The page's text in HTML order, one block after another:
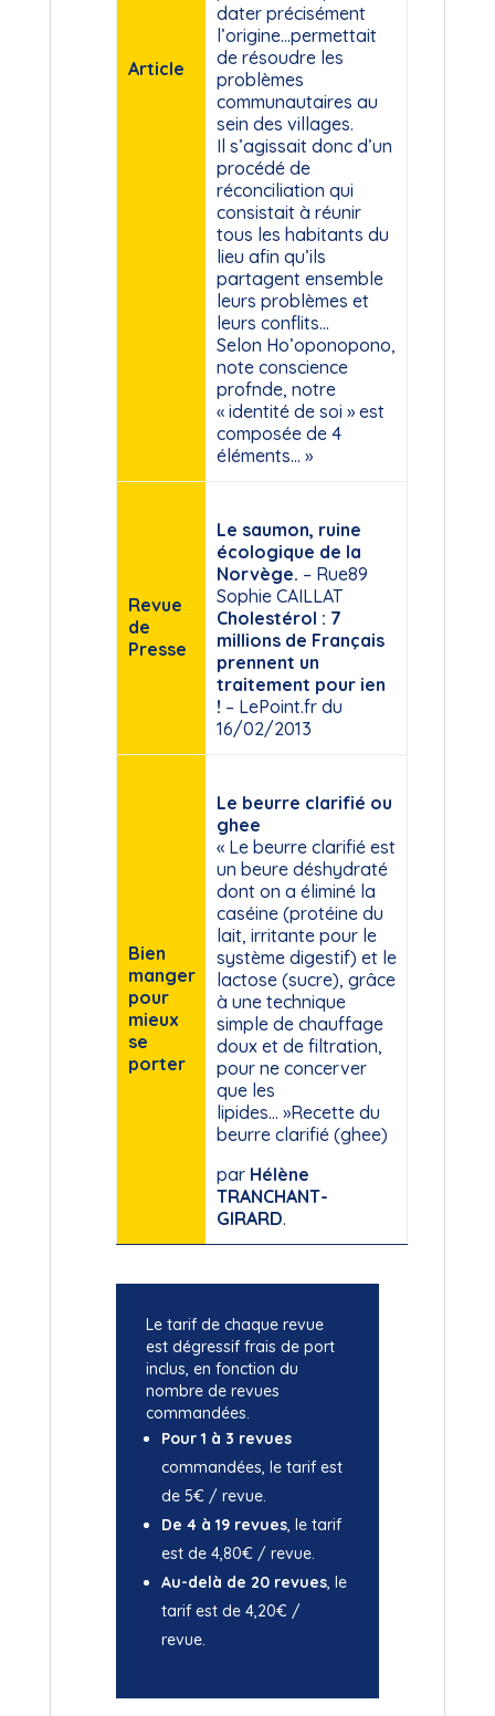
Article
dater précisément
l’origine…permettait
de résoudre les
problèmes
communautaires au
sein des villages.
Il s’agissait donc d’un
procédé de
réconciliation qui
consistait à réunir
tous les habitants du
lieu afin qu’ils
partagent ensemble
leurs problèmes et
leurs conflits…
Selon Ho’oponopono,
note conscience
profnde, notre
« identité de soi » est
composée de 4
éléments… »
Revue
de
Presse
Le saumon, ruine
écologique de la
Norvège. – Rue89
Sophie CAILLAT
Cholestérol : 7
millions de Français
prennent un
traitement pour ien
! – LePoint.fr du
16/02/2013
Bien
manger
pour
mieux
se
porter
Le beurre clarifié ou
ghee
« Le beurre clarifié est
un beure déshydraté
dont on a éliminé la
caséine (protéine du
lait, irritante pour le
système digestif) et le
lactose (sucre), grâce
à une technique
simple de chauffage
doux et de filtration,
pour ne concerver
que les
lipides… »Recette du
beurre clarifié (ghee)
par Hélène
TRANCHANT-
GIRARD.
Le tarif de chaque revue
est dégressif frais de port
inclus, en fonction du
nombre de revues
commandées.
Pour 1 à 3 revues
commandées, le tarif est
de 5€ / revue.
De 4 à 19 revues, le tarif
est de 4,80€ / revue.
Au-delà de 20 revues, le
tarif est de 4,20€ /
revue.